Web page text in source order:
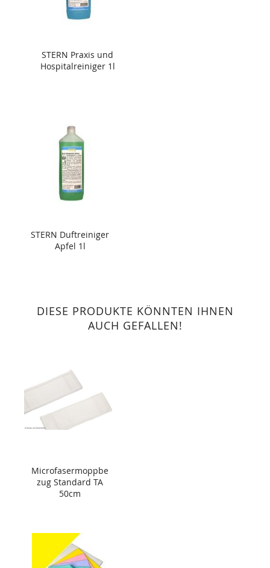
STERN Praxis und
Hospitalreiniger 1l
STERN Duftreiniger
Apfel 1l
DIESE PRODUKTE KÖNNTEN IHNEN
AUCH GEFALLEN!
Microfasermoppbe
zug Standard TA
50cm